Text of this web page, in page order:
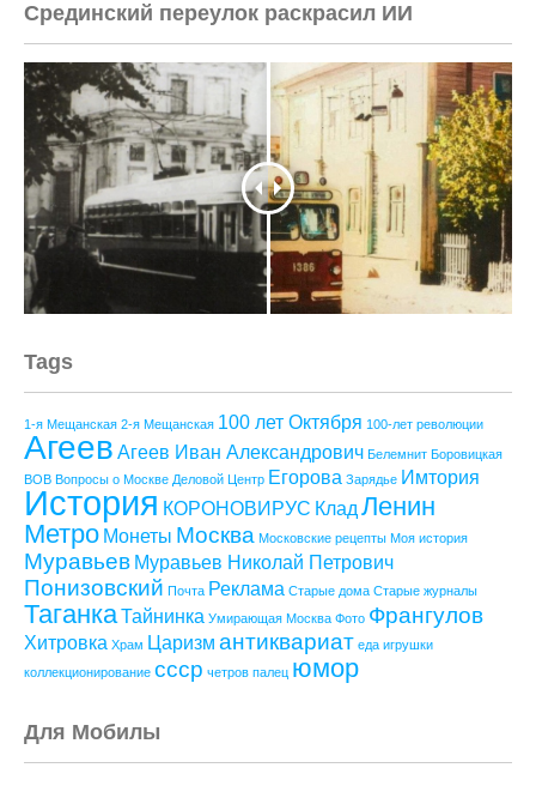
Срединский переулок раскрасил ИИ
Tags
1-я Мещанская 2-я Мещанская 100 лет Октября 100-лет революции
Агеев Агеев Иван Александрович Белемнит Боровицкая
ВОВ Вопросы о Москве Деловой Центр Егорова Зарядье Имтория
История КОРОНОВИРУС Клад Ленин
Метро Монеты Москва Московские рецепты Моя история
Муравьев Муравьев Николай Петрович
Понизовский Почта Реклама Старые дома Старые журналы
ТаганкаТайнинка Умирающая Москва Фото Франгулов
Хитровка Храм Царизм антиквариат еда игрушки
коллекционирование ссср четров палец юмор
Для Мобилы